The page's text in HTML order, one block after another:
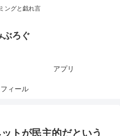
ングと戯れ言
ぶろぐ
アプリ
ィール
トが民主的だという